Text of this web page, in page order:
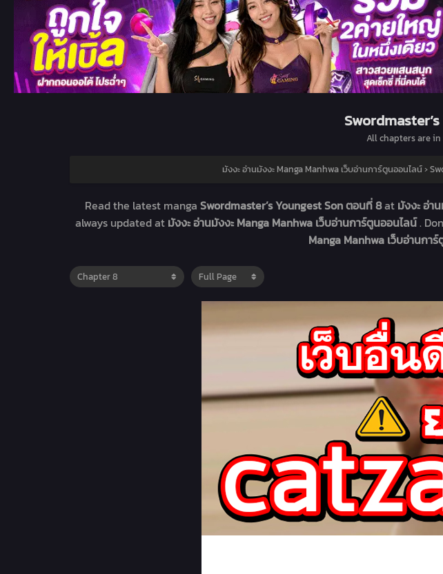
All chapters are in
มังงะ อ่านมังงะ Manga Manhwa เว็บอ่านการ์ตูนออนไลน์›
Read the latest manga Swordmaster’s Youngest Son ตอนที่ 8at มังงะ อ่า
always updated at มังงะ อ่านมังงะ Manga Manhwa เว็บอ่านการ์ตูนออนไลน์.
Manga Manhwa เว็บอ่านกา